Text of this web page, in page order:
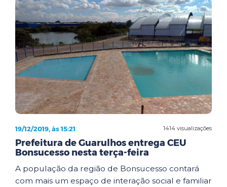
1414 visualizações
19/12/2019, às 15:21
Prefeitura de Guarulhos entrega CEU
Bonsucesso nesta terça-feira
A população da região de Bonsucesso contará
com mais um espaço de interação social e familiar